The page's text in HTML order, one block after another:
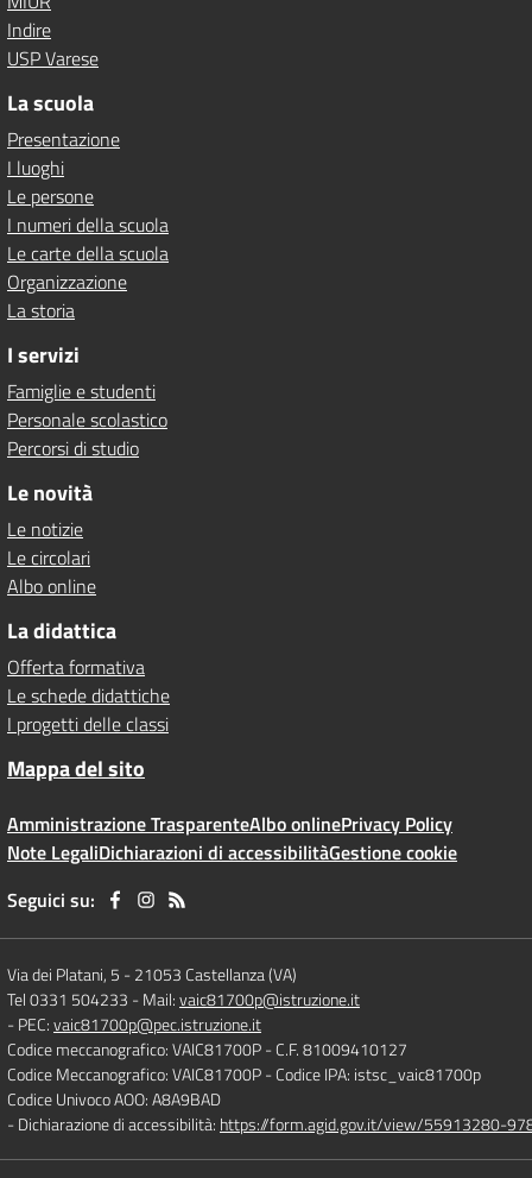
Indire
USP Varese
La scuola
Presentazione
I luoghi
Le persone
I numeri della scuola
Le carte della scuola
Organizzazione
La storia
I servizi
Famiglie e studenti
Personale scolastico
Percorsi di studio
Le novità
Le notizie
Le circolari
Albo online
La didattica
Offerta formativa
Le schede didattiche
I progetti delle classi
Mappa del sito
Amministrazione TrasparenteAlbo onlinePrivacy Policy
Note LegaliDichiarazioni di accessibilitàGestione cookie
Seguici su:
Via dei Platani, 5 -21053 Castellanza (VA)
Tel 0331 504233 - Mail:vaic81700p@istruzione.it
- PEC:vaic81700p@pec.istruzione.it
Codice meccanografico: VAIC81700P- C.F. 81009410127
Codice Meccanografico: VAIC81700P- Codice IPA: istsc_vaic81700p
Codice Univoco AOO: A8A9BAD
- Dichiarazione di accessibilità: https://form.agid.gov.it/view/55913280-